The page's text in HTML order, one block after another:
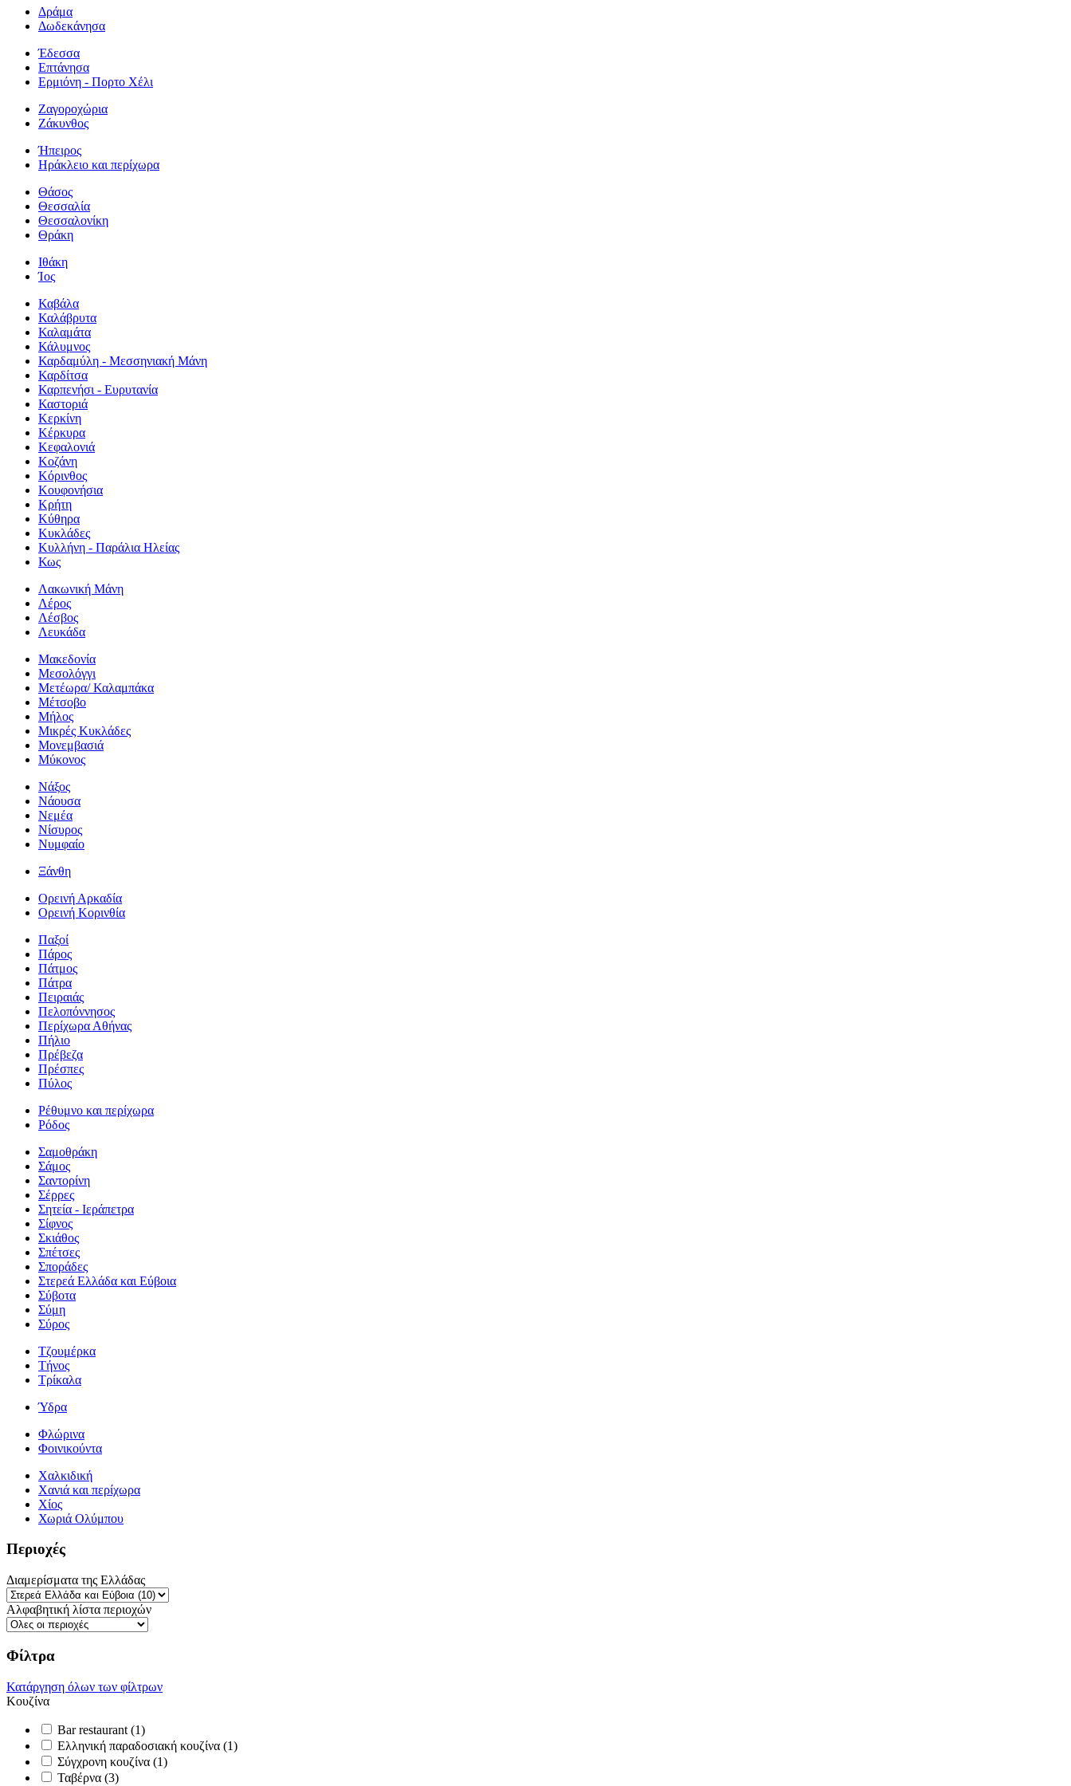
Δράμα
Δωδεκάνησα
Έδεσσα
Επτάνησα
Ερμιόνη - Πορτο Χέλι
Ζαγοροχώρια
Ζάκυνθος
Ήπειρος
Ηράκλειο και περίχωρα
Θάσος
Θεσσαλία
Θεσσαλονίκη
Θράκη
Ιθάκη
Ίος
Καβάλα
Καλάβρυτα
Καλαμάτα
Κάλυμνος
Καρδαμύλη - Μεσσηνιακή Μάνη
Καρδίτσα
Καρπενήσι - Ευρυτανία
Καστοριά
Κερκίνη
Κέρκυρα
Κεφαλονιά
Κοζάνη
Κόρινθος
Κουφονήσια
Κρήτη
Κύθηρα
Κυκλάδες
Κυλλήνη - Παράλια Ηλείας
Κως
Λακωνική Μάνη
Λέρος
Λέσβος
Λευκάδα
Μακεδονία
Μεσολόγγι
Μετέωρα/ Καλαμπάκα
Μέτσοβο
Μήλος
Μικρές Κυκλάδες
Μονεμβασιά
Μύκονος
Νάξος
Νάουσα
Νεμέα
Νίσυρος
Νυμφαίο
Ξάνθη
Ορεινή Αρκαδία
Ορεινή Κορινθία
Παξοί
Πάρος
Πάτμος
Πάτρα
Πειραιάς
Πελοπόννησος
Περίχωρα Αθήνας
Πήλιο
Πρέβεζα
Πρέσπες
Πύλος
Ρέθυμνο και περίχωρα
Ρόδος
Σαμοθράκη
Σάμος
Σαντορίνη
Σέρρες
Σητεία - Ιεράπετρα
Σίφνος
Σκιάθος
Σπέτσες
Σποράδες
Στερεά Ελλάδα και Εύβοια
Σύβοτα
Σύμη
Σύρος
Τζουμέρκα
Τήνος
Τρίκαλα
Ύδρα
Φλώρινα
Φοινικούντα
Χαλκιδική
Χανιά και περίχωρα
Χίος
Χωριά Ολύμπου
Περιοχές
Διαμερίσματα της Ελλάδας
Αλφαβητική λίστα περιοχών
Φίλτρα
Κατάργηση όλων των φίλτρων
Κουζίνα
Bar restaurant (1)
Ελληνική παραδοσιακή κουζίνα (1)
Σύγχρονη κουζίνα (1)
Ταβέρνα (3)